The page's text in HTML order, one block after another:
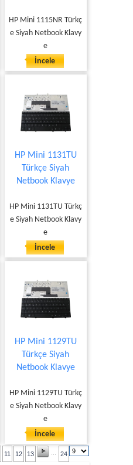
HP Mini 1115NR Türkç
e Siyah Netbook Klavy
e
İncele
HP Mini 1131TU
Türkçe Siyah
Netbook Klavye
HP Mini 1131TU Türkç
e Siyah Netbook Klavy
e
İncele
HP Mini 1129TU
Türkçe Siyah
Netbook Klavye
HP Mini 1129TU Türkç
e Siyah Netbook Klavy
e
İncele
11 12 13 24